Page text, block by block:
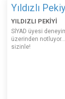
Yıldızlı
YILDIZLI PEKİYİ
SİYAD üyesi
üzerinden notluyor...
sizinle!